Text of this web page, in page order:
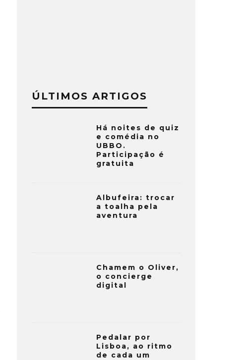
ÚLTIMOS ARTIGOS
Há noites de quiz
e comédia no
UBBO.
Participação é
gratuita
Albufeira: trocar
a toalha pela
aventura
Chamem o Oliver,
o concierge
digital
Pedalar por
Lisboa, ao ritmo
de cada um